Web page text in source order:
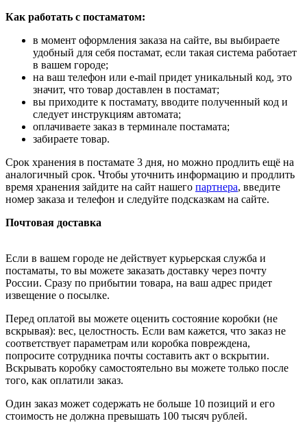
Как работать с постаматом:
в момент оформления заказа на сайте, вы выбираете
удобный для себя постамат, если такая система работает
в вашем городе;
на ваш телефон или e-mail придет уникальный код, это
значит, что товар доставлен в постамат;
вы приходите к постамату, вводите полученный код и
следует инструкциям автомата;
оплачиваете заказ в терминале постамата;
забираете товар.
Срок хранения в постамате 3 дня, но можно продлить ещё на
аналогичный срок. Чтобы уточнить информацию и продлить
время хранения зайдите на сайт нашего партнера, введите
номер заказа и телефон и следуйте подсказкам на сайте.
Почтовая доставка
Если в вашем городе не действует курьерская служба и
постаматы, то вы можете заказать доставку через почту
России. Сразу по прибытии товара, на ваш адрес придет
извещение о посылке.
Перед оплатой вы можете оценить состояние коробки (не
вскрывая): вес, целостность. Если вам кажется, что заказ не
соответствует параметрам или коробка повреждена,
попросите сотрудника почты составить акт о вскрытии.
Вскрывать коробку самостоятельно вы можете только после
того, как оплатили заказ.
Один заказ может содержать не больше 10 позиций и его
стоимость не должна превышать 100 тысяч рублей.